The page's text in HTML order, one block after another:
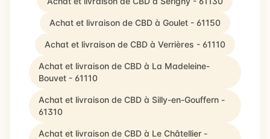
Achat et livraison de CBD à Goulet - 61150
Achat et livraison de CBD à Verrières - 61110
Achat et livraison de CBD à La Madeleine-
Bouvet - 61110
Achat et livraison de CBD à Silly-en-Gouffern -
61310
Achat et livraison de CBD à Le Châtellier -